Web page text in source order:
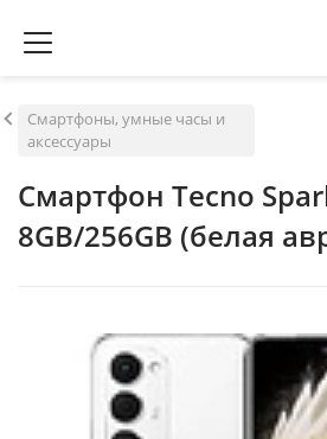
Смартфоны, умные часы и
аксессуары
Смартфон Tecno
8GB/256GB (белая